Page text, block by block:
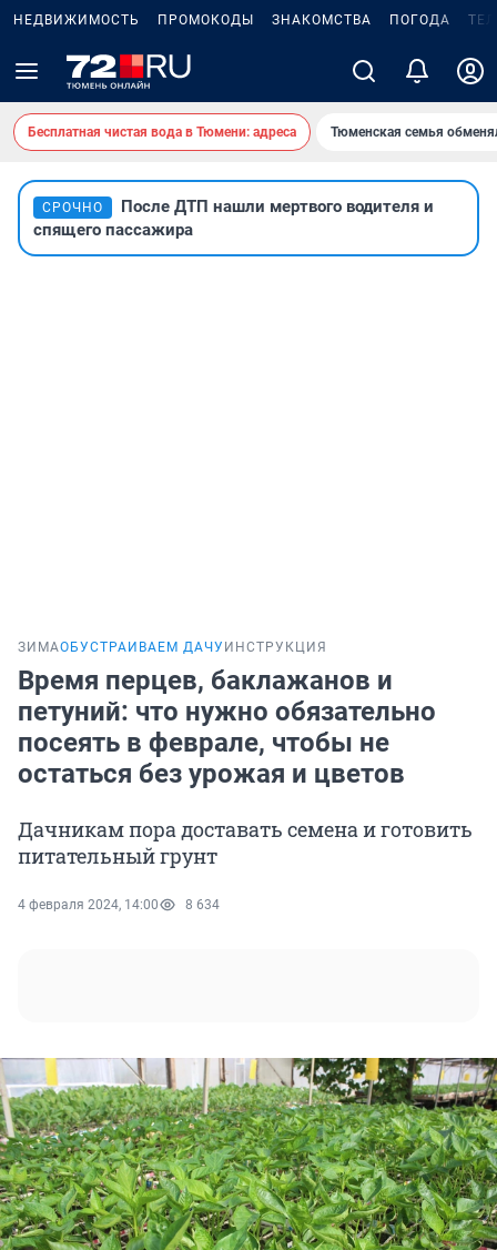
НЕДВИЖИМОСТЬ ПРОМОКОДЫ ЗНАКОМСТВА ПОГОДА
Бесплатная чистая вода в Тюмени: адреса Тюменская семья
СРОЧНО
После ДТП нашли мертвого водителя и
спящего пассажира
ЗИМАОБУСТРАИВАЕМ ДАЧУ ИНСТРУКЦИЯ
Время перцев, баклажанов и
петуний: что нужно обязательно
посеять в феврале, чтобы не
остаться без урожая и цветов
Дачникам пора доставать семена и готовить
питательный грунт
4 февраля 2024, 14:00 8 634